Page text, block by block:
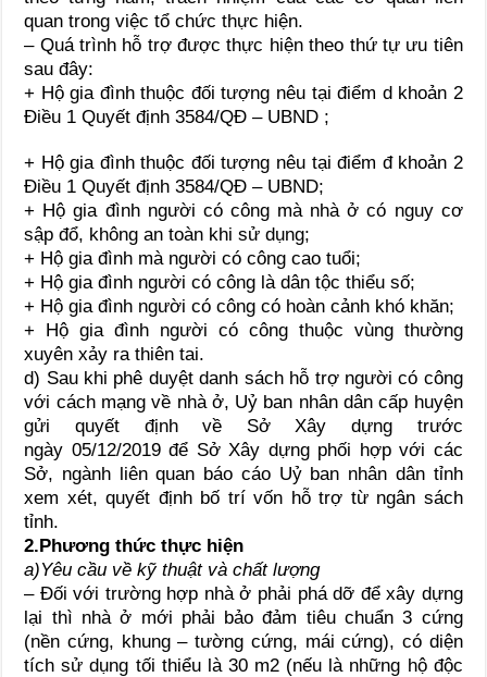
quan trong việc tổ chức thực hiện.
– Quá trình hỗ trợ được thực hiện theo thứ tự ưu tiên
sau đây:
+ Hộ gia đình thuộc đối tượng nêu tại điểm d khoản 2
Điều 1 Quyết định 3584/QĐ – UBND ;
+ Hộ gia đình thuộc đối tượng nêu tại điểm đ khoản 2
Điều 1 Quyết định 3584/QĐ – UBND;
+ Hộ gia đình người có công mà nhà ở có nguy cơ
sập đổ, không an toàn khi sử dụng;
+ Hộ gia đình mà người có công cao tuổi;
+ Hộ gia đình người có công là dân tộc thiểu số;
+ Hộ gia đình người có công có hoàn cảnh khó khăn;
+ Hộ gia đình người có công thuộc vùng thường
xuyên xảy ra thiên tai.
d) Sau khi phê duyệt danh sách hỗ trợ người có công
với cách mạng về nhà ở, Uỷ ban nhân dân cấp huyện
gửi quyết định về Sở Xây dựng trước
ngày 05/12/2019 để Sở Xây dựng phối hợp với các
Sở, ngành liên quan báo cáo Uỷ ban nhân dân tỉnh
xem xét, quyết định bố trí vốn hỗ trợ từ ngân sách
tỉnh.
2.Phương thức thực hiện
a)Yêu cầu về kỹ thuật và chất lượng
– Đối với trường hợp nhà ở phải phá dỡ để xây dựng
lại thì nhà ở mới phải bảo đảm tiêu chuẩn 3 cứng
(nền cứng, khung – tường cứng, mái cứng), có diện
tích sử dụng tối thiểu là 30 m2 (nếu là những hộ độc